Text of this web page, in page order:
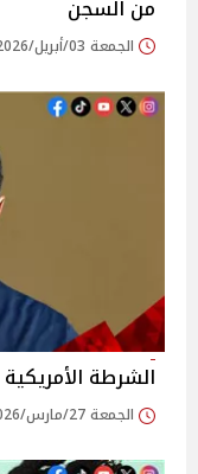
من السجن
الجمعة 03/أبريل/2026 - 09:22 م
الشرطة
الجمعة 27/مارس/2026 - 11:58 م